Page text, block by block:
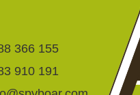
366 155
910 191